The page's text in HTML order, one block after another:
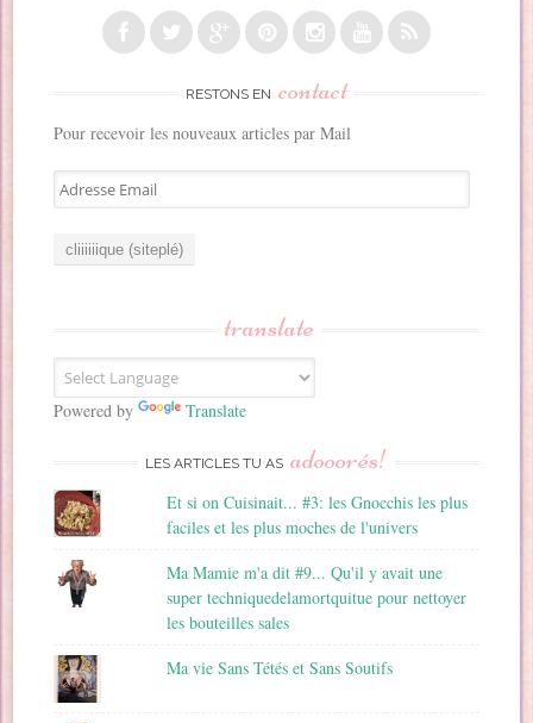
RESTONS EN contact
Pour recevoir les nouveaux articles par Mail
A
d
E
m
a
translate
Powered by Translate
LES ARTICLES TU AS adooorés!
Et si on Cuisinait... #3: les Gnocchis les plus
faciles et les plus moches de l'univers
Ma Mamie m'a dit #9... Qu'il y avait une
super techniquedelamortquitue pour nettoyer
les bouteilles sales
Ma vie Sans Tétés et Sans Soutifs